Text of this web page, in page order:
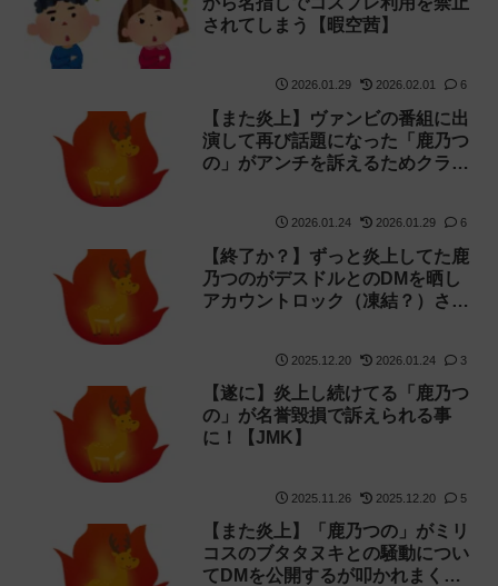
されてしまう【暇空茜】
2026.01.29 2026.02.01 6
【また炎上】ヴァンビの番組に出
演して再び話題になった「鹿乃つ
の」がアンチを訴えるためクラフ
2026.01.24 2026.01.29 6
【終了か？】ずっと炎上してた鹿
乃つのがデスドルとのDMを晒し
アカウントロック（凍結？）され
2025.12.20 2026.01.24 3
【遂に】炎上し続けてる「鹿乃つ
の」が名誉毀損で訴えられる事
に！【JMK】
2025.11.26 2025.12.20 5
【また炎上】「鹿乃つの」がミリ
コスのブタタヌキとの騒動につい
てDMを公開するが叩かれまくる